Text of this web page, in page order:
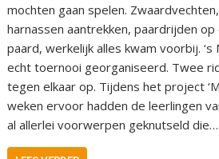
mochten gaan spelen.
harnassen aantrekken, paardrijden
paard, werkelijk alles kwam voorbij.
echt toernooi georganiseerd. Twee
tegen elkaar op. Tijdens het project
weken ervoor hadden de leerlingen
al allerlei voorwerpen geknutseld die…